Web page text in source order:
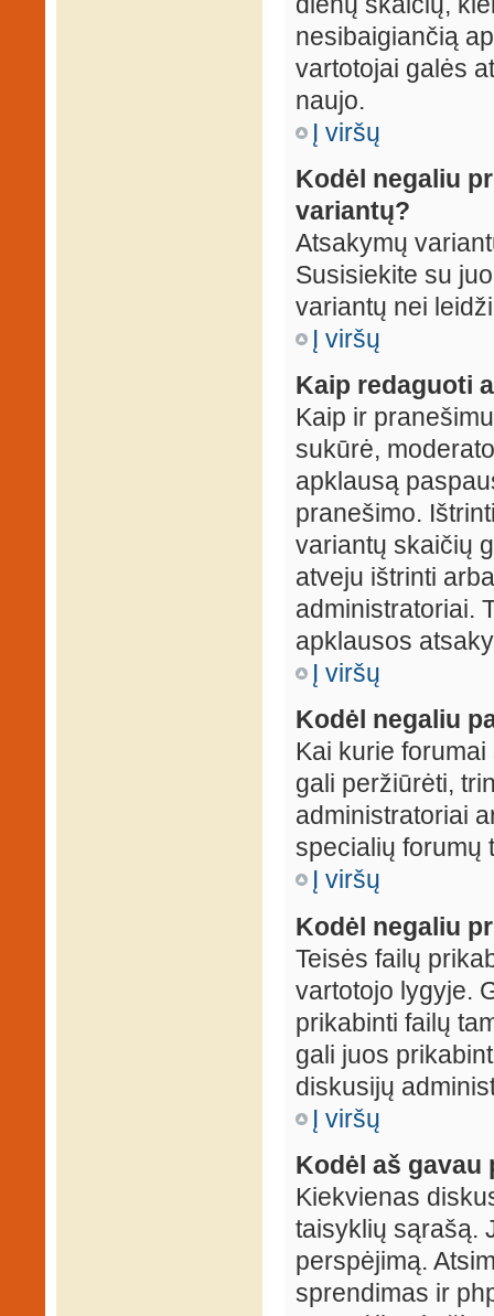
nesibaigiančią
vartotojai galės
naujo.
Į viršų
Kodėl negaliu
variantų?
Atsakymų
Susisiekite su
variantų nei
Į viršų
Kaip redaguoti
Kaip ir
sukūrė,
apklausą
pranešimo.
variantų skaičių
atveju ištrinti
administratoriai.
apklausos
Į viršų
Kodėl negaliu
Kai kurie
gali peržiūrėti,
administratoriai
specialių forumų
Į viršų
Kodėl negaliu
Teisės failų
vartotojo lygyje.
prikabinti failų
gali juos
diskusijų
Į viršų
Kodėl aš gavau
Kiekvienas
taisyklių sąrašą.
perspėjimą.
sprendimas ir